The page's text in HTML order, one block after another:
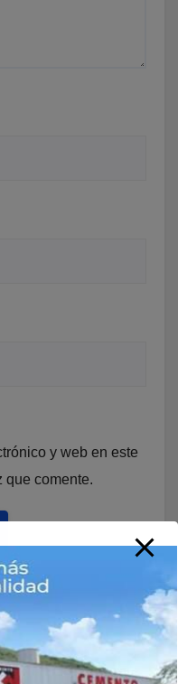
y web en este
que comente.